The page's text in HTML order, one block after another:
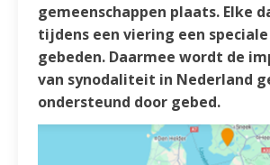
gemeenschappen plaats. Elke
tijdens een viering een
gebeden. Daarmee wordt de
van synodaliteit in Nederland
ondersteund door gebed.